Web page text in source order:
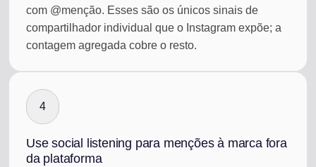
com @menção. Esses são os únicos sinais de
compartilhador individual que o Instagram expõe; a
contagem agregada cobre o resto.
4
Use social listening para menções à marca fora
da plataforma